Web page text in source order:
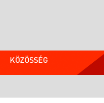
KÖZÖSSÉG